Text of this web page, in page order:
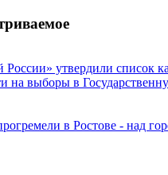
России» утвердили список
на выборы в
в Ростове - над